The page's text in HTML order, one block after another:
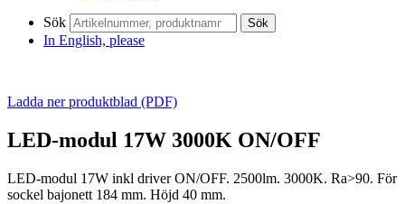
Sök Sök
In English, please
Ladda ner produktblad (PDF)
LED-modul 17W 3000K ON/OFF
LED-modul 17W inkl driver ON/OFF. 2500lm. 3000K. Ra>90. För
sockel bajonett 184 mm. Höjd 40 mm.